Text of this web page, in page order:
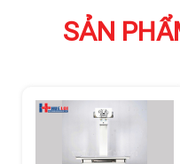
SẢN